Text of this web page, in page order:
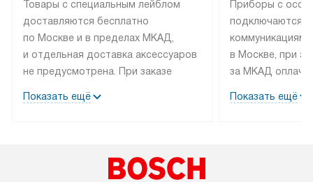
Товары с специальным лейблом
доставляются бесплатно
по Москве и в пределах МКАД,
и отдельная доставка аксессуаров
не предусмотрена. При заказе
рекомендуем обсудить
со статусом «В наличии» могут
быть отправлены покупателю
Показать ещё
Приборы с
подключаются к
коммуникациям
в Москве, при
за МКАД
партнера
Показать ещё